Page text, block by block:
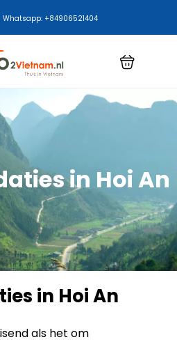
Whatsapp: +84906521404
in Hoi An
in Hoi An
als het om